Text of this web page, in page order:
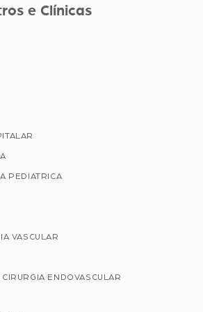
e Clínicas
PEDIATRICA
VASCULAR
ENDOVASCULAR